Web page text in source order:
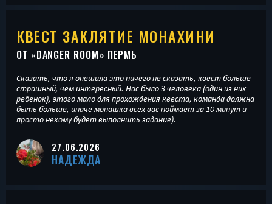
КВЕСТ ЗАКЛЯТИЕ МОНАХИНИ
ОТ «DANGER ROOM» ПЕРМЬ
Сказать, что я опешила это ничего не сказать, квест больше
страшный, чем интересный. Нас было 3 человека (один из них
ребенок), этого мало для прохождения квеста, команда должна
быть больше, иначе монашка всех вас поймает за 10 минут и
просто некому будет выполнить задание).
27.06.2026
НАДЕЖДА